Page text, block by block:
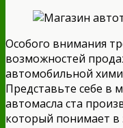
Особого внимания
возможностей
автомобильной
Представьте себе в
автомасла ста
который понимает в